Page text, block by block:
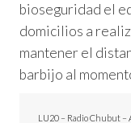
bioseguridad el
domicilios a
mantener el
barbijo al
LU20 – Radio Chubut –